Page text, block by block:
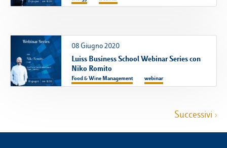
08 Giugno 2020
Luiss Business School Webinar Series con
Niko Romito
Food & Wine Management webinar
Successivi ›